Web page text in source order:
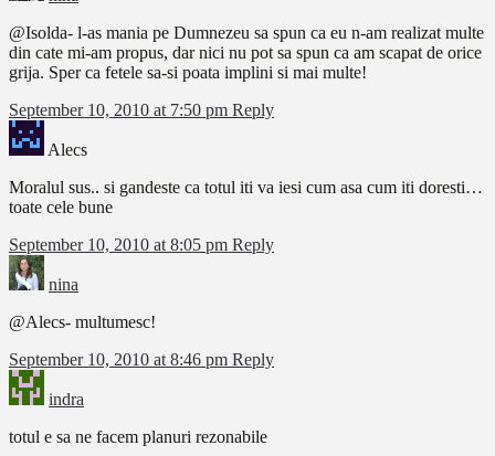
@Isolda- l-as mania pe Dumnezeu sa spun ca eu n-am realizat multe
din cate mi-am propus, dar nici nu pot sa spun ca am scapat de orice
grija. Sper ca fetele sa-si poata implini si mai multe!
September 10, 2010 at 7:50 pm Reply
Alecs
Moralul sus.. si gandeste ca totul iti va iesi cum asa cum iti doresti…
toate cele bune
September 10, 2010 at 8:05 pm Reply
nina
@Alecs- multumesc!
September 10, 2010 at 8:46 pm Reply
indra
totul e sa ne facem planuri rezonabile